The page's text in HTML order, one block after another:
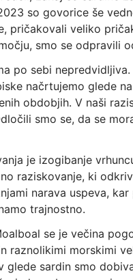
so govorice še
pričakovali veliko
smo se odpravili
po sebi
načrtujemo glede
obdobjih. V naši
smo se, da se
je izogibanje
raziskovanje, ki
narava uspeva,
trajnostno.
se je večina
raznolikimi morskimi
glede sardin smo